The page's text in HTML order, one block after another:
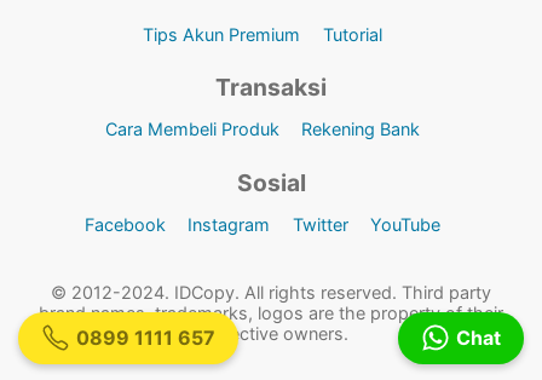
Tips Akun Premium Tutorial
Transaksi
Cara Membeli Produk Rekening Bank
Sosial
Facebook Instagram Twitter YouTube
© 2012-2024. IDCopy. All rights reserved. Third party
brand names, trademarks, logos are the property of their
respective owners.
Chat
0899 1111 657